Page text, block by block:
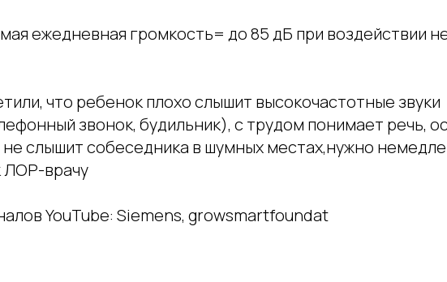
ежедневная громкость= до 85 дБ при воздействии
что ребенок плохо слышит высокочастотные звуки
звонок, будильник), с трудом понимает речь,
слышит собеседника в шумных местах,нужно
ЛОР-врачу
YouTube: Siemens, growsmartfoundat